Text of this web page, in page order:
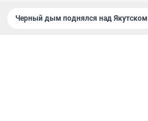
Черный дым поднялся над Якутском